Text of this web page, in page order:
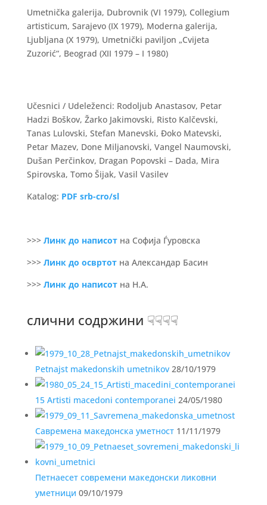
Umetnička galerija, Dubrovnik (VI 1979), Collegium
artisticum, Sarajevo (IX 1979), Moderna galerija,
Ljubljana (X 1979), Umetnički paviljon „Cvijeta
Zuzorić“, Beograd (XII 1979 – I 1980)
Učesnici / Udeleženci: Rodoljub Anastasov, Petar
Hadzi Boškov, Žarko Jakimovski, Risto Kalčevski,
Tanas Lulovski, Stefan Manevski, Đoko Matevski,
Petar Mazev, Done Miljanovski, Vangel Naumovski,
Dušan Perčinkov, Dragan Popovski – Dada, Mira
Spirovska, Tomo Šijak, Vasil Vasilev
Katalog: PDF srb-cro/sl
>>> Линк до написот на Софија Ѓуровска
>>> Линк до освртотна Александар Басин
>>> Линк до написотна Н.А.
слични содржини ☟☟☟☟
Petnajst makedonskih umetnikov28/10/1979
15 Artisti macedoni contemporanei 24/05/1980
Савремена македонска уметност11/11/1979
Петнаесет современи македонски ликовни
уметници 09/10/1979